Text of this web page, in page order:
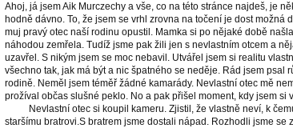
Ahoj, já jsem Aik Murczechy a vše, co na této stránce najdeš, je
hodně dávno. To, že jsem se vrhl zrovna na točení je dost možná
muj pravý otec naší rodinu opustil. Mamka si po nějaké době
náhodou zemřela. Tudíž jsme pak žili jen s nevlastním otcem a
uzavřel. S nikým jsem se moc nebavil. Utvářel jsem si realitu
všechno tak, jak má být a nic špatného se neděje. Rád jsem psal
rodině. Neměl jsem téměř žádné kamarády. Nevlastní otec mě
prožíval občas slušné peklo. No a pak přišel moment, kdy jsem si
Nevlastní otec si koupil kameru. Zjistil, že vlastně neví, k
staršímu bratrovi.S bratrem jsme dostali nápad. Rozhodli jsme